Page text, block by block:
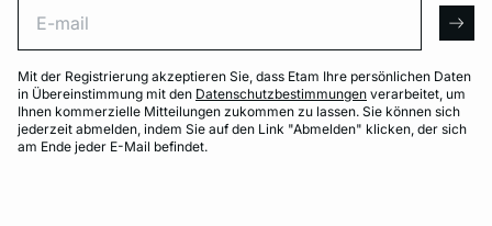
Mit der Registrierung akzeptieren Sie, dass Etam Ihre persönlichen Daten
in Übereinstimmung mit den Datenschutzbestimmungen verarbeitet, um
Ihnen kommerzielle Mitteilungen zukommen zu lassen. Sie können sich
jederzeit abmelden, indem Sie auf den Link "Abmelden" klicken, der sich
am Ende jeder E-Mail befindet.